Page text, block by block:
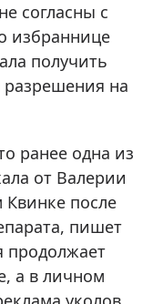
согласны с
избраннице
получить
на
ранее одна из
от Валерии
после
пишет
продолжает
а в личном